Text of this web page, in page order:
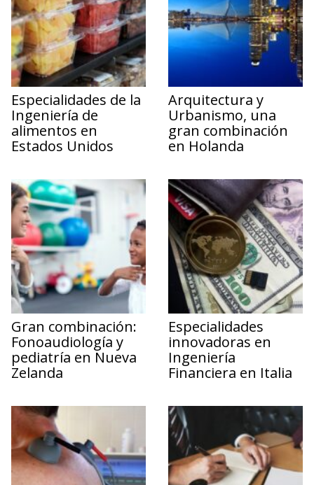
Especialidades de la
Ingeniería de
alimentos en
Estados Unidos
Arquitectura y
Urbanismo, una
gran combinación
en Holanda
Gran combinación:
Fonoaudiología y
pediatría en Nueva
Zelanda
Especialidades
innovadoras en
Ingeniería
Financiera en Italia